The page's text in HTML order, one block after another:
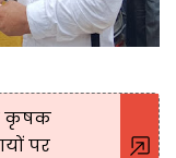
कृषक
पर